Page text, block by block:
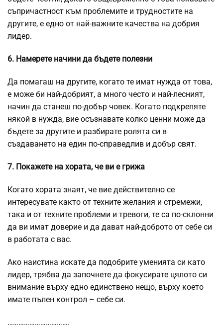
съпричастност към проблемите и трудностите на
другите, е едно от най-важните качества на добрия
лидер.
6. Намерете начини да бъдете полезни
Да помагаш на другите, когато те имат нужда от това,
е може би най-добрият, а много често и най-лесният,
начин да станеш по-добър човек. Когато подкрепяте
някой в нужда, вие осъзнавате колко ценни може да
бъдете за другите и разбирате ролята си в
създаването на един по-справедлив и добър свят.
7. Покажете на хората, че ви е грижа
Когато хората знаят, че вие действително се
интересувате както от техните желания и стремежи,
така и от техните проблеми и тревоги, те са по-склонни
да ви имат доверие и да дават най-доброто от себе си
в работата с вас.
Ако наистина искате да подобрите уменията си като
лидер, трябва да започнете да фокусирате цялото си
внимание върху едно единствено нещо, върху което
имате пълен контрол – себе си.
…………………………….